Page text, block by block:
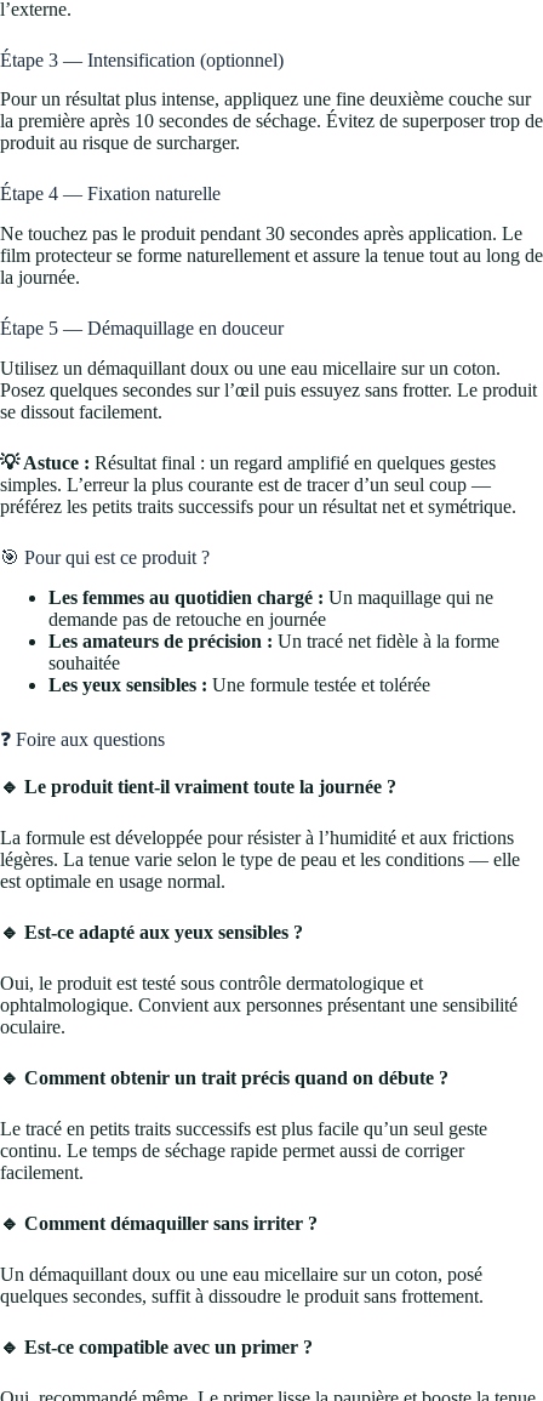
l’externe.
Étape 3 — Intensification (optionnel)
Pour un résultat plus intense, appliquez une fine deuxième couche sur
la première après 10 secondes de séchage. Évitez de superposer trop de
produit au risque de surcharger.
Étape 4 — Fixation naturelle
Ne touchez pas le produit pendant 30 secondes après application. Le
film protecteur se forme naturellement et assure la tenue tout au long de
la journée.
Étape 5 — Démaquillage en douceur
Utilisez un démaquillant doux ou une eau micellaire sur un coton.
Posez quelques secondes sur l’œil puis essuyez sans frotter. Le produit
se dissout facilement.
💡 Astuce : Résultat final : un regard amplifié en quelques gestes
simples. L’erreur la plus courante est de tracer d’un seul coup —
préférez les petits traits successifs pour un résultat net et symétrique.
🎯 Pour qui est ce produit ?
Les femmes au quotidien chargé : Un maquillage qui ne
demande pas de retouche en journée
Les amateurs de précision : Un tracé net fidèle à la forme
souhaitée
Les yeux sensibles : Une formule testée et tolérée
❓ Foire aux questions
🔹 Le produit tient-il vraiment toute la journée ?
La formule est développée pour résister à l’humidité et aux frictions
légères. La tenue varie selon le type de peau et les conditions — elle
est optimale en usage normal.
🔹 Est-ce adapté aux yeux sensibles ?
Oui, le produit est testé sous contrôle dermatologique et
ophtalmologique. Convient aux personnes présentant une sensibilité
oculaire.
🔹 Comment obtenir un trait précis quand on débute ?
Le tracé en petits traits successifs est plus facile qu’un seul geste
continu. Le temps de séchage rapide permet aussi de corriger
facilement.
🔹 Comment démaquiller sans irriter ?
Un démaquillant doux ou une eau micellaire sur un coton, posé
quelques secondes, suffit à dissoudre le produit sans frottement.
🔹 Est-ce compatible avec un primer ?